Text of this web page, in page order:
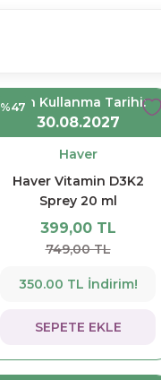
%47Son Kullanma Tarihi:
30.08.2027
Haver
Haver Vitamin D3K2
Sprey 20 ml
399,00 TL
749,00 TL
350.00 TL İndirim!
SEPETE EKLE